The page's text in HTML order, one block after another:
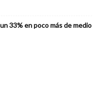
33% en poco más de medio